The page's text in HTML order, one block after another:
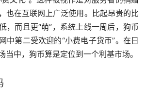
也在互联网上广泛使用。比起昂贵的比
，而且更“萌”，系统上线一周后，狗币
中第二受欢迎的“小费电子货币”。在日
当中，狗币算是定位到一个利基市场。